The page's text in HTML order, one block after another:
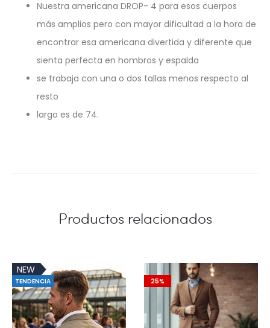
Nuestra americana DROP- 4 para esos cuerpos
más amplios pero con mayor dificultad a la hora de
encontrar esa americana divertida y diferente que
sienta perfecta en hombros y espalda
se trabaja con una o dos tallas menos respecto al
resto
largo es de 74.
Productos relacionados
NEW
TENDENCIA 25%